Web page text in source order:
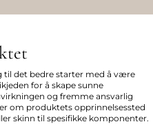
til det bedre starter med å være
for å skape sunne
og fremme ansvarlig
om produktets opprinnelsessted
skinn til spesifikke komponenter.